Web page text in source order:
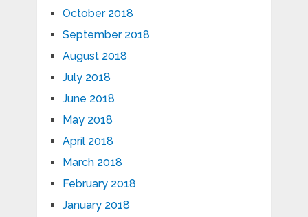
October 2018
September 2018
August 2018
July 2018
June 2018
May 2018
April 2018
March 2018
February 2018
January 2018